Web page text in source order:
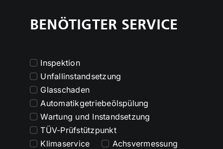
BENÖTIGTER SERVICE
Inspektion
Unfallinstandsetzung
Glasschaden
Automatikgetriebeölspülung
Wartung und Instandsetzung
TÜV-Prüfstützpunkt
Klimaservice
Achsvermessung